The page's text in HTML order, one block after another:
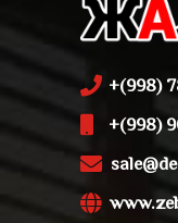
+(998)
+(998)